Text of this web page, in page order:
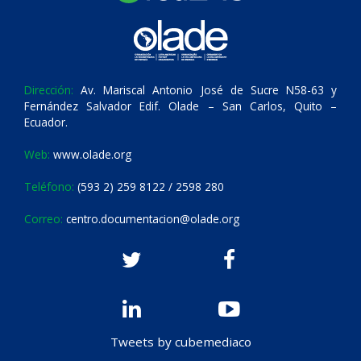
Dirección: Av. Mariscal Antonio José de Sucre N58-63 y
Fernández Salvador Edif. Olade – San Carlos, Quito –
Ecuador.
Web: www.olade.org
Teléfono: (593 2) 259 8122 / 2598 280
Correo: centro.documentacion@olade.org
Tweets by cubemediaco